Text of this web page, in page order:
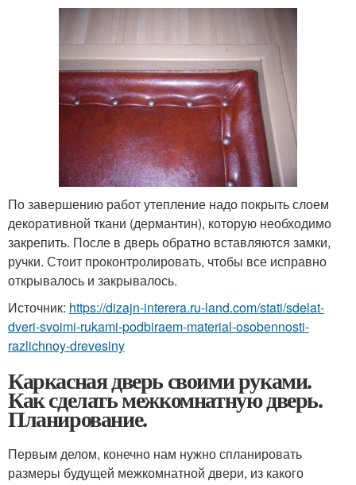
По завершению работ утепление надо покрыть слоем
декоративной ткани (дермантин), которую необходимо
закрепить. После в дверь обратно вставляются замки,
ручки. Стоит проконтролировать, чтобы все исправно
открывалось и закрывалось.
Источник: https://dizajn-interera.ru-land.com/stati/sdelat-
dveri-svoimi-rukami-podbiraem-material-osobennosti-
razlichnoy-drevesiny
Каркасная дверь своими руками.
Как сделать межкомнатную дверь.
Планирование.
Первым делом, конечно нам нужно спланировать
размеры будущей межкомнатной двери, из какого